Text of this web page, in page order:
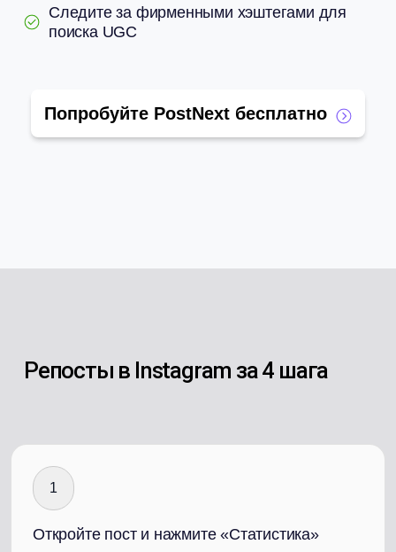
Следите за фирменными хэштегами для
поиска UGC
Попробуйте PostNext бесплатно
Репосты в Instagram за 4 шага
1
Откройте пост и нажмите «Статистика»